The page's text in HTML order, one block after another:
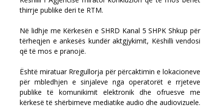
thirrje publike deri te RTM.
Në lidhje me Kërkesën e SHRD Kanal 5 SHPK Shkup për
tërheqjen e ankesës kundër aktgjykimit, Këshilli vendosi
që të mos e pranojë.
Është miratuar Rregullorja për përcaktimin e lokacioneve
për mbledhjen e sinjaleve nga operatorët e rrjeteve
publike të komunikimit elektronik dhe ofruesve me
kërkesë të shërbimeve mediatike audio dhe audiovizuele.